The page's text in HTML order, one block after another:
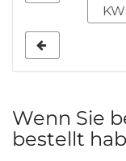
zur
Wenn Sie
bestellt